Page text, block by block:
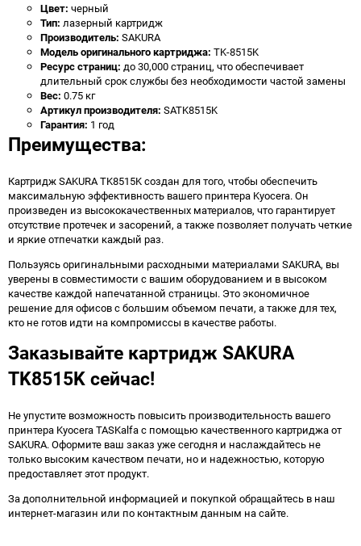
Цвет: черный
Тип: лазерный картридж
Производитель: SAKURA
Модель оригинального картриджа: TK-8515K
Ресурс страниц: до 30,000 страниц, что обеспечивает
длительный срок службы без необходимости частой замены
Вес: 0.75 кг
Артикул производителя: SATK8515K
Гарантия: 1 год
Преимущества:
Картридж SAKURA TK8515K создан для того, чтобы обеспечить
максимальную эффективность вашего принтера Kyocera. Он
произведен из высококачественных материалов, что гарантирует
отсутствие протечек и засорений, а также позволяет получать четкие
и яркие отпечатки каждый раз.
Пользуясь оригинальными расходными материалами SAKURA, вы
уверены в совместимости с вашим оборудованием и в высоком
качестве каждой напечатанной страницы. Это экономичное
решение для офисов с большим объемом печати, а также для тех,
кто не готов идти на компромиссы в качестве работы.
Заказывайте картридж SAKURA
TK8515K сейчас!
Не упустите возможность повысить производительность вашего
принтера Kyocera TASKalfa с помощью качественного картриджа от
SAKURA. Оформите ваш заказ уже сегодня и наслаждайтесь не
только высоким качеством печати, но и надежностью, которую
предоставляет этот продукт.
За дополнительной информацией и покупкой обращайтесь в наш
интернет-магазин или по контактным данным на сайте.